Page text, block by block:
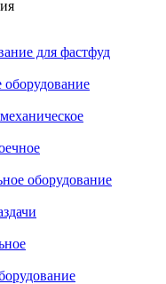
для фастфуд
оборудование
оборудование